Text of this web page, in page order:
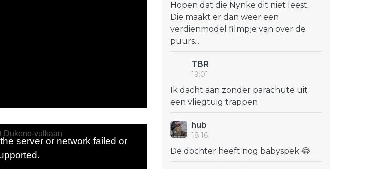
Hopen dat die Nynke dit niet leest.
Die maakt er dan weer een
verdienmodel filmpje van over de
puurs...
TBR
19:01
Ik dacht aan zonder parachute uit
een vliegtuig trappen
hub
18:16
De dochter heeft nog babyspek 😂